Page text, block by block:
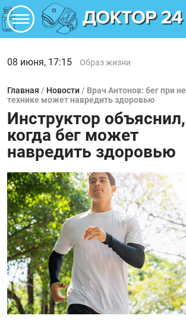
08 июня, 17:15 Образ жизни
Главная / Новости / Врач Антонов: бег при
технике может навредить здоровью
Инструктор объяснил,
когда бег может
навредить здоровью